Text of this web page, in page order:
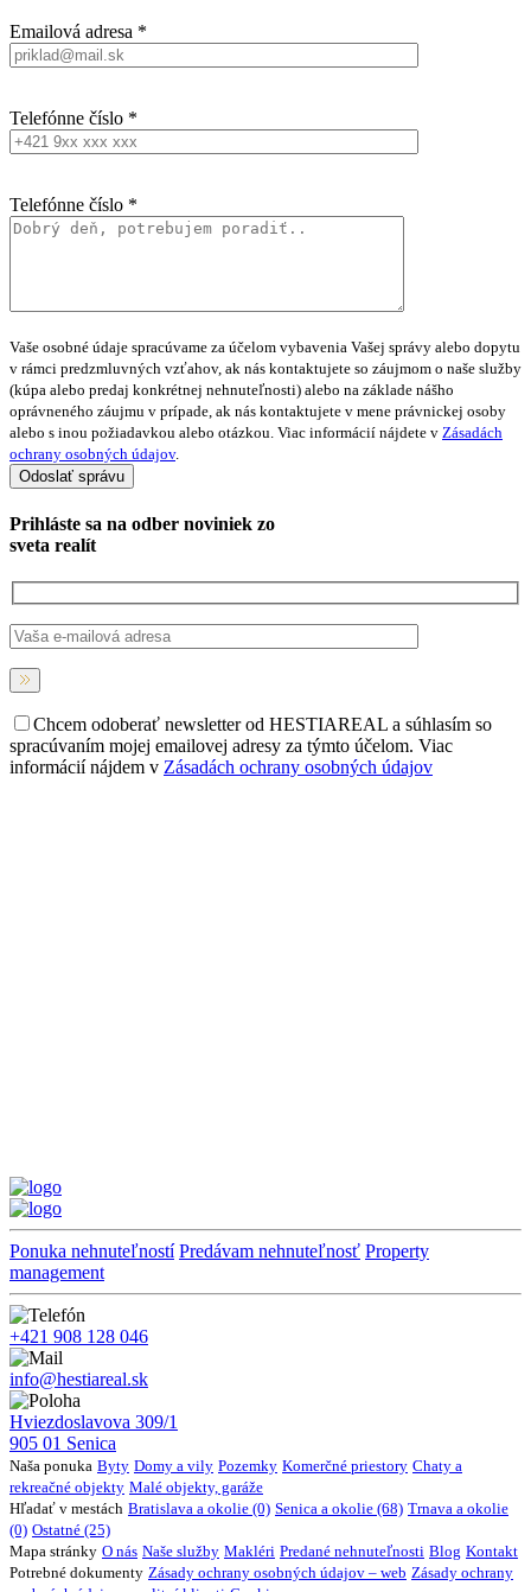
Emailová adresa *
Telefónne číslo *
Telefónne číslo *
Vaše osobné údaje spracúvame za účelom vybavenia Vašej správy alebo dopytu
v rámci predzmluvných vzťahov, ak nás kontaktujete so záujmom o naše služby
(kúpa alebo predaj konkrétnej nehnuteľnosti) alebo na základe nášho
oprávneného záujmu v prípade, ak nás kontaktujete v mene právnickej osoby
alebo s inou požiadavkou alebo otázkou. Viac informácií nájdete v Zásadách
ochrany osobných údajov.
Prihláste sa na odber noviniek zo
sveta realít
Chcem odoberať newsletter od HESTIAREAL a súhlasím so
spracúvaním mojej emailovej adresy za týmto účelom. Viac
informácií nájdem v Zásadách ochrany osobných údajov
Ponuka nehnuteľností Predávam nehnuteľnosť Property
management
+421 908 128 046
info@hestiareal.sk
Hviezdoslavova 309/1
905 01 Senica
Naša ponuka Byty Domy a vily Pozemky Komerčné priestory Chaty a
rekreačné objekty Malé objekty, garáže
Hľadať v mestách Bratislava a okolie (0) Senica a okolie (68) Trnava a okolie
(0) Ostatné (25)
Mapa stránky O nás Naše služby Makléri Predané nehnuteľnosti Blog Kontakt
Potrebné dokumenty Zásady ochrany osobných údajov – web Zásady ochrany